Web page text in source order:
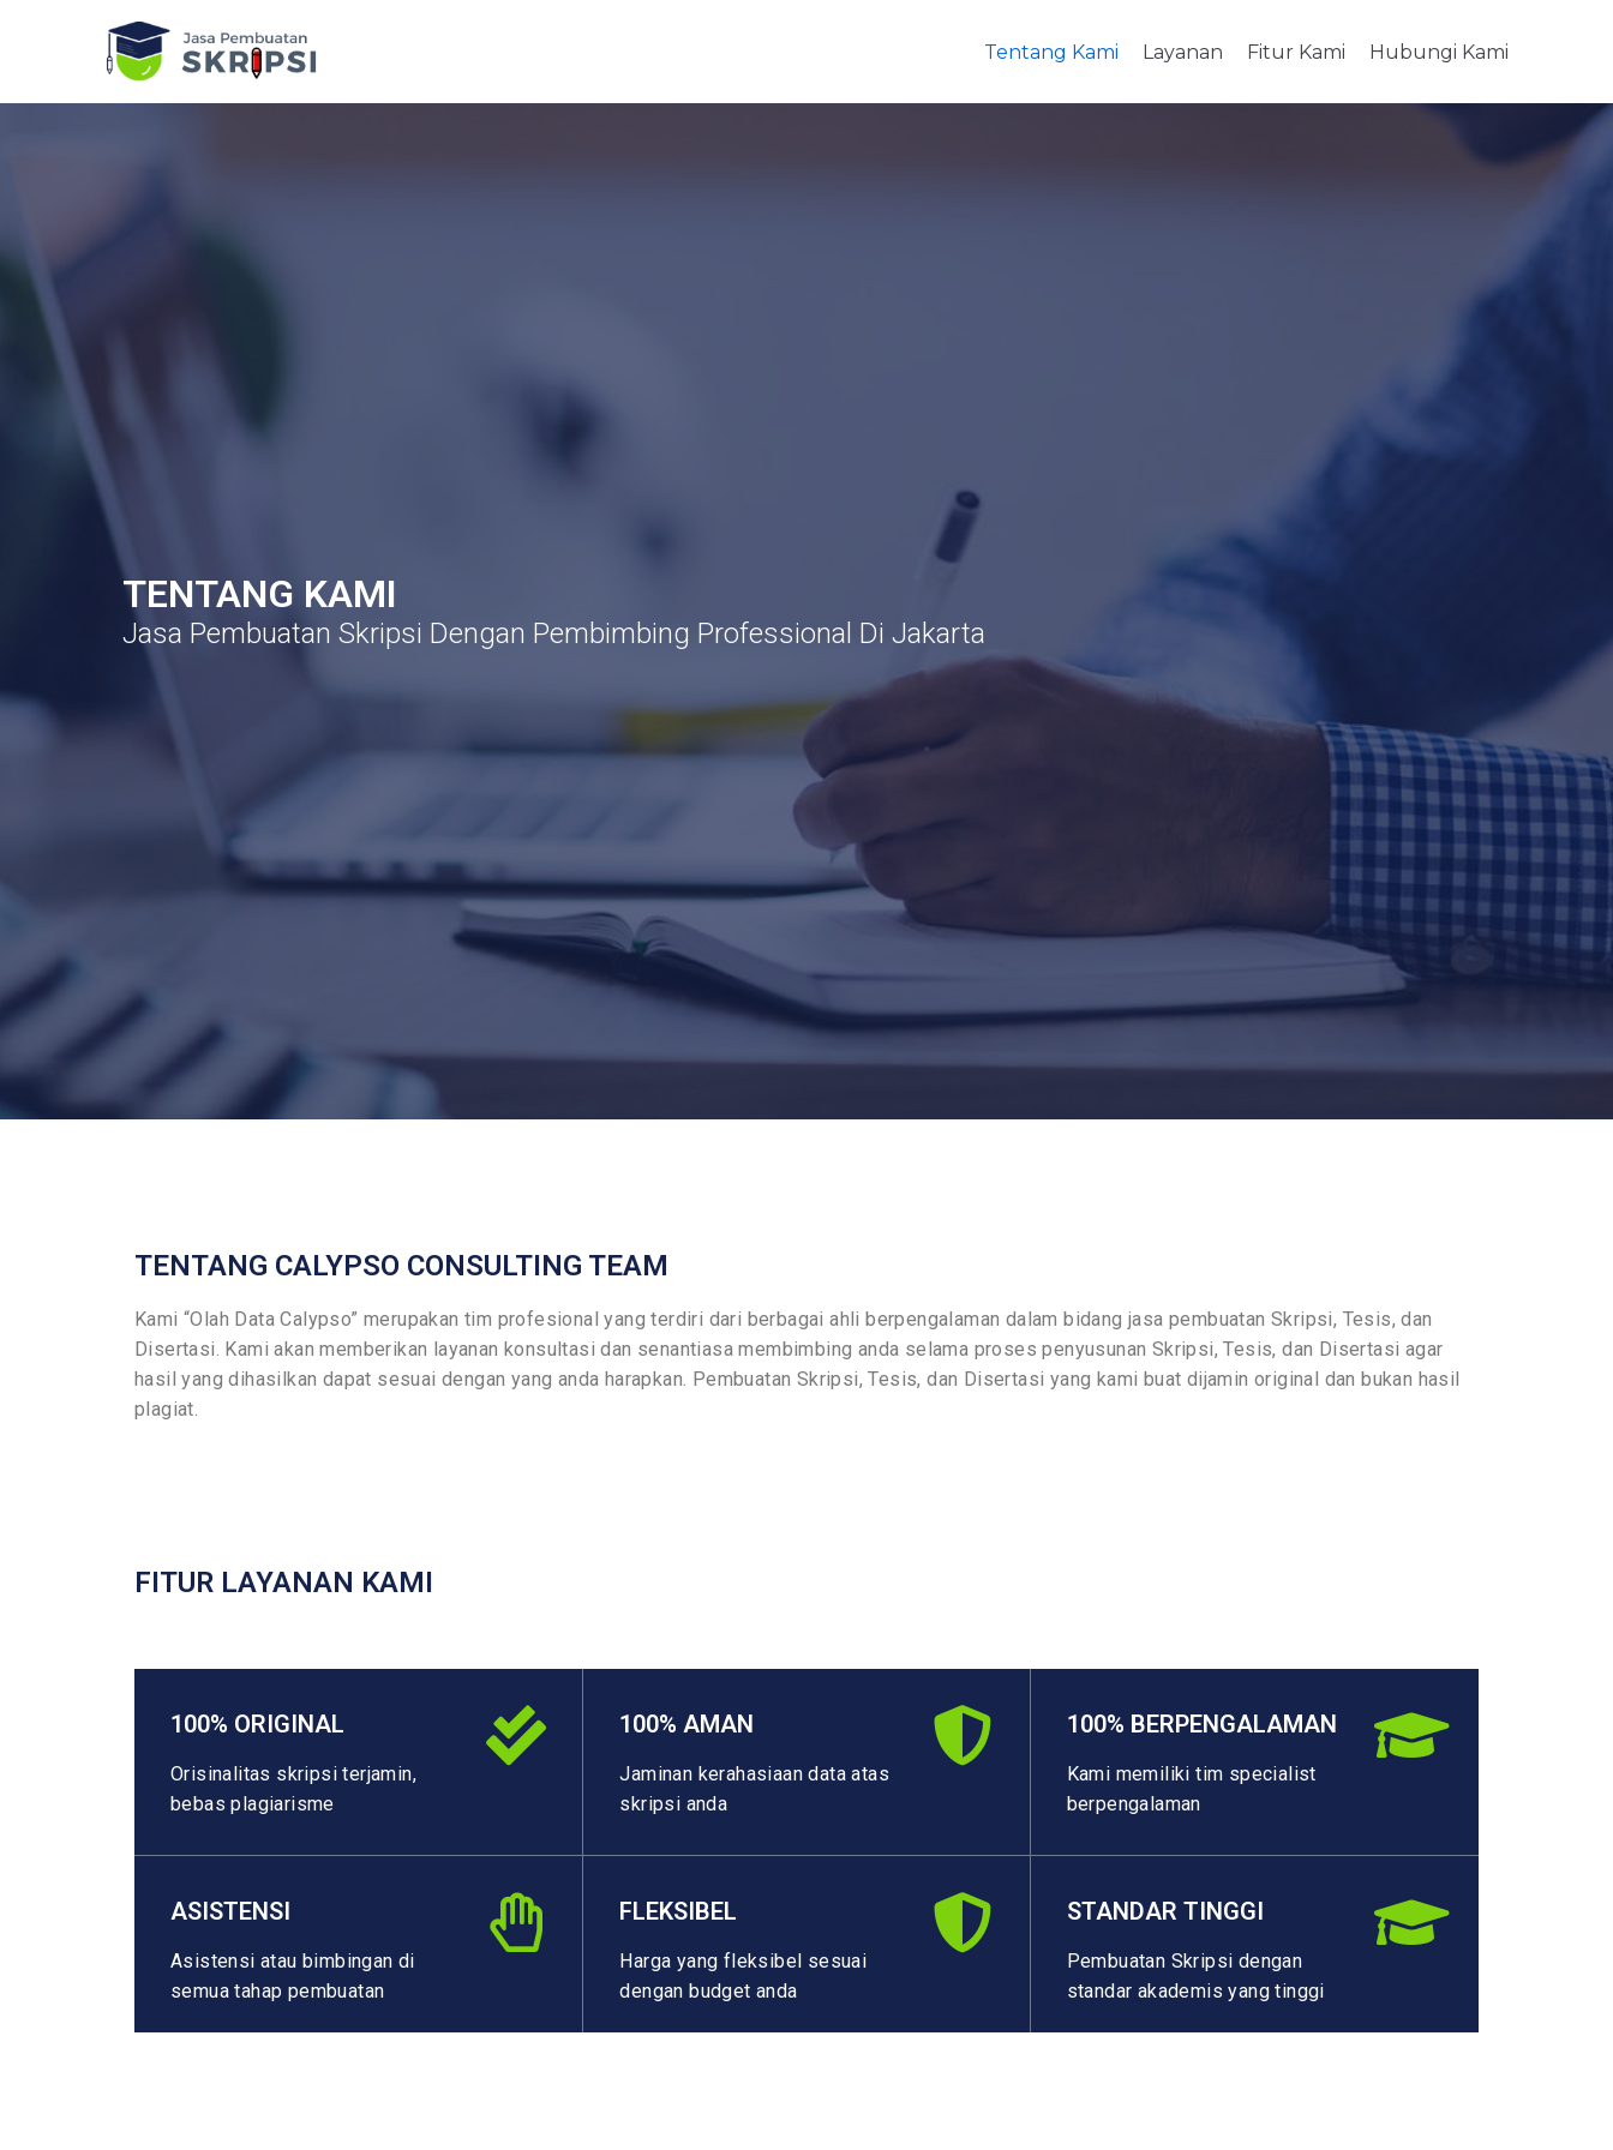
Tentang Kami Layanan Fitur Kami Hubungi Kami
TENTANG KAMI
Jasa Pembuatan Skripsi Dengan Pembimbing Professional Di Jakarta
TENTANG CALYPSO CONSULTING TEAM
Kami “Olah Data Calypso” merupakan tim profesional yang terdiri dari berbagai ahli berpengalaman dalam bidang jasa pembuatan Skripsi, Tesis, dan
Disertasi. Kami akan memberikan layanan konsultasi dan senantiasa membimbing anda selama proses penyusunan Skripsi, Tesis, dan Disertasi agar
hasil yang dihasilkan dapat sesuai dengan yang anda harapkan. Pembuatan Skripsi, Tesis, dan Disertasi yang kami buat dijamin original dan bukan hasil
plagiat.
FITUR LAYANAN KAMI
100% ORIGINAL
Orisinalitas skripsi terjamin,
bebas plagiarisme
100% AMAN
Jaminan kerahasiaan data atas
skripsi anda
100% BERPENGALAMAN
Kami memiliki tim specialist
berpengalaman
ASISTENSI
Asistensi atau bimbingan di
semua tahap pembuatan
FLEKSIBEL
Harga yang fleksibel sesuai
dengan budget anda
STANDAR TINGGI
Pembuatan Skripsi dengan
standar akademis yang tinggi